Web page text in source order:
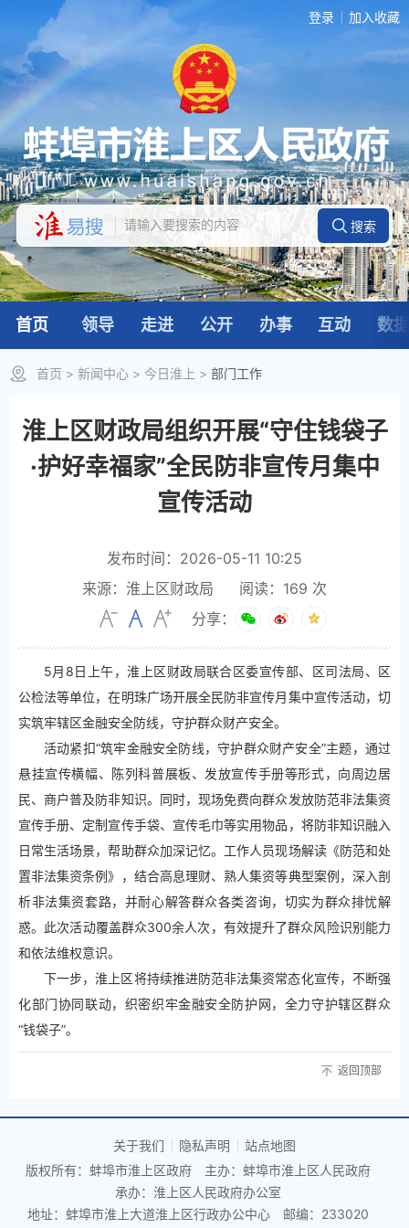
登录 加入收藏
首页 领导 走进 公开 办事 互动 数
首页 > 新闻中心 > 今日淮上 > 部门工作
淮上区财政局组织开展“守住钱袋子
·护好幸福家”全民防非宣传月集中
宣传活动
发布时间：2026-05-11 10:25
来源：淮上区财政局
阅读： 169 次
分享：
5月8日上午，淮上区财政局联合区委宣传部、区司法局、区
公检法等单位，在明珠广场开展全民防非宣传月集中宣传活动，切
实筑牢辖区金融安全防线，守护群众财产安全。
活动紧扣“筑牢金融安全防线，守护群众财产安全”主题，通过
悬挂宣传横幅、陈列科普展板、发放宣传手册等形式，向周边居
民、商户普及防非知识。同时，现场免费向群众发放防范非法集资
宣传手册、定制宣传手袋、宣传毛巾等实用物品，将防非知识融入
日常生活场景，帮助群众加深记忆。工作人员现场解读《防范和处
置非法集资条例》，结合高息理财、熟人集资等典型案例，深入剖
析非法集资套路，并耐心解答群众各类咨询，切实为群众排忧解
惑。此次活动覆盖群众300余人次，有效提升了群众风险识别能力
和依法维权意识。
下一步，淮上区将持续推进防范非法集资常态化宣传，不断强
化部门协同联动，织密织牢金融安全防护网，全力守护辖区群众
“钱袋子”。
返回顶部
关于我们 隐私声明
站点地图
版权所有：蚌埠市淮上区政府
主办：蚌埠市淮上区人民政府
承办：淮上区人民政府办公室
地址：蚌埠市淮上大道淮上区行政办公中心
邮编：233020